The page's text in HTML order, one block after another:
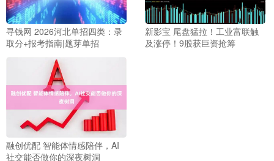
寻钱网 2026河北单招四类：录
取分+报考指南|题芽单招
新影宝 尾盘猛拉！工业富联触
及涨停！9股获巨资抢筹
融创优配 智能体情感陪伴，AI
社交能否做你的深夜树洞